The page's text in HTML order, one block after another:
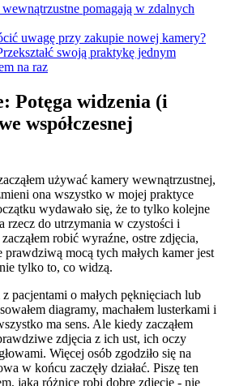
pomagają w zdalnych
uwagę przy zakupie nowej kamery?
swoją praktykę jednym
na raz
Potęga widzenia (i
współczesnej
używać kamery wewnątrzustnej,
ona wszystko w mojej praktyce
wydawało się, że to tylko kolejne
rzecz do utrzymania w czystości i
robić wyraźne, ostre zdjęcia,
prawdziwą mocą tych małych kamer jest
tylko to, co widzą.
pacjentami o małych pęknięciach lub
diagramy, machałem lusterkami i
ma sens. Ale kiedy zacząłem
zdjęcia z ich ust, ich oczy
Więcej osób zgodziło się na
w końcu zaczęły działać. Piszę ten
jaką różnicę robi dobre zdjęcie - nie